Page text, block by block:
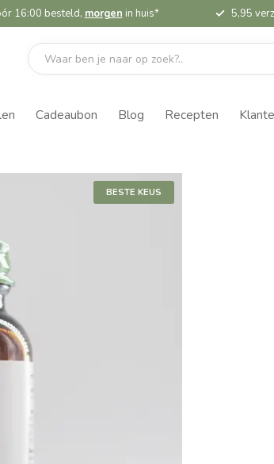
16:00 besteld, morgen in huis* 5,95
Cadeaubon Blog Recepten
BESTE KEUS